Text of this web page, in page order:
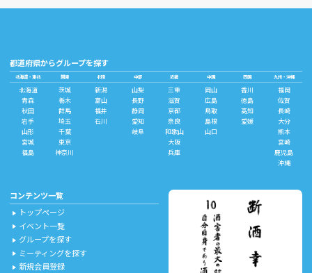
都道府県からグループを探す
北海道・東北
北海道
青森
秋田
岩手
山形
宮城
福島
関東
茨城
栃木
群馬
埼玉
千葉
東京
神奈川
北陸
新潟
富山
福井
石川
中部
山梨
長野
静岡
愛知
岐阜
近畿
三重
滋賀
京都
奈良
和歌山
大阪
兵庫
中国
岡山
広島
鳥取
島根
山口
四国
香川
徳島
高知
愛媛
九州・沖縄
福岡
佐賀
長崎
大分
熊本
宮崎
鹿児島
沖縄
コンテンツ一覧
play_arrow トップページ
play_arrow イベント一覧
play_arrow グループを探す
play_arrow ミーティングを探す
play_arrow 新規会員登録